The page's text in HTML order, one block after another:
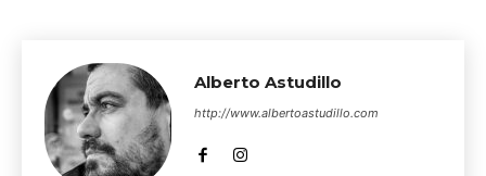
Alberto Astudillo
http://www.albertoastudillo.com